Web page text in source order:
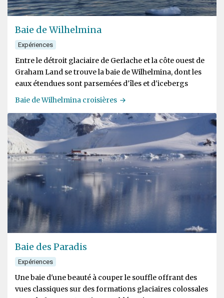
Baie de Wilhelmina
Expériences
Entre le détroit glaciaire de Gerlache et la côte ouest de
Graham Land se trouve la baie de Wilhelmina, dont les
eaux étendues sont parsemées d'îles et d'icebergs
Baie de Wilhelmina croisières
Baie des Paradis
Expériences
Une baie d'une beauté à couper le souffle offrant des
vues classiques sur des formations glaciaires colossales